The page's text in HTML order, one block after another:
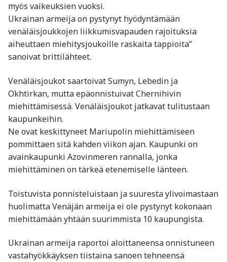
myös vaikeuksien vuoksi.
Ukrainan armeija on pystynyt hyödyntämään
venäläisjoukkojen liikkumisvapauden rajoituksia
aiheuttaen miehitysjoukoille raskaita tappioita”
sanoivat brittilähteet.
Venäläisjoukot saartoivat Sumyn, Lebedin ja
Okhtirkan, mutta epäonnistuivat Chernihivin
miehittämisessä. Venäläisjoukot jatkavat tulitustaan
kaupunkeihin.
Ne ovat keskittyneet Mariupolin miehittämiseen
pommittaen sitä kahden viikon ajan. Kaupunki on
avainkaupunki Azovinmeren rannalla, jonka
miehittäminen on tärkeä etenemiselle länteen.
Toistuvista ponnisteluistaan ja suuresta ylivoimastaan
huolimatta Venäjän armeija ei ole pystynyt kokonaan
miehittämään yhtään suurimmista 10 kaupungista.
Ukrainan armeija raportoi aloittaneensa onnistuneen
vastahyökkäyksen tiistaina sanoen tehneensä